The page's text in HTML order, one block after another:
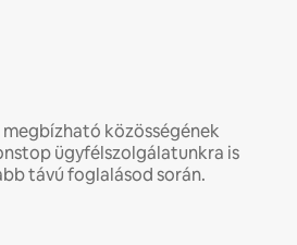
közösségének
ügyfélszolgálatunkra is
távú foglalásod során.